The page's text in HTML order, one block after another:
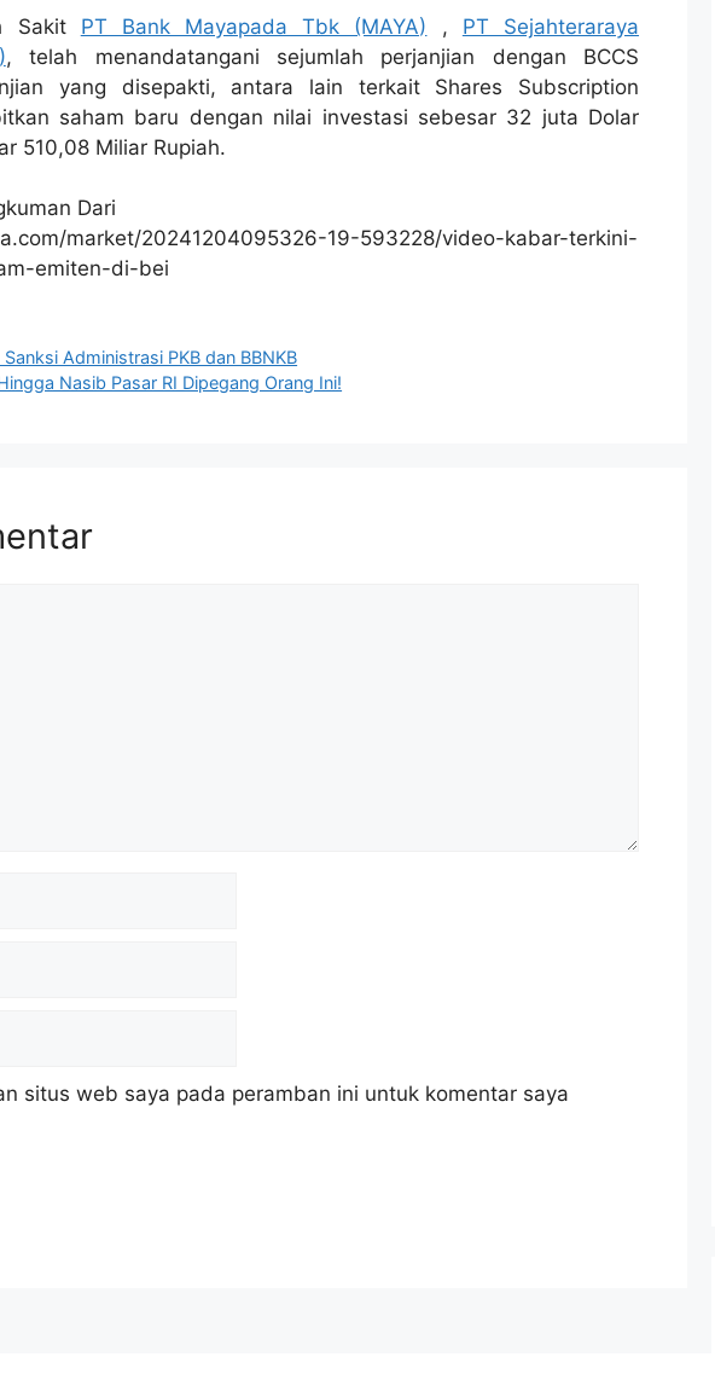
Sakit PT Bank Mayapada Tbk (MAYA) , PT Sejahteraraya
, telah menandatangani sejumlah perjanjian dengan BCCS
yang disepakti, antara lain terkait Shares Subscription
saham baru dengan nilai investasi sebesar 32 juta Dolar
510,08 Miliar Rupiah.
Dari
market/20241204095326-19-593228/video-kabar-terkini-
emiten-di-bei
Administrasi PKB dan BBNKB
Nasib Pasar RI Dipegang Orang Ini!
situs web saya pada peramban ini untuk komentar saya